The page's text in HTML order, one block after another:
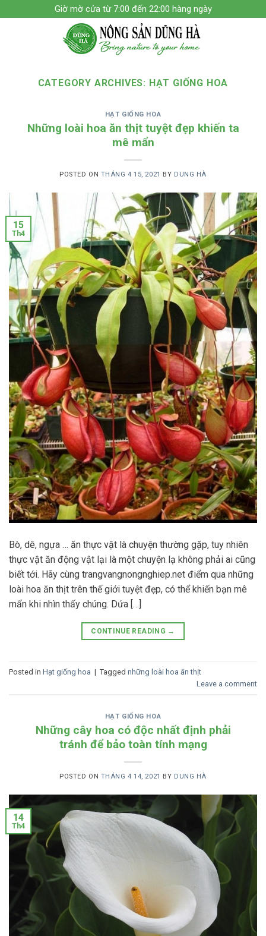
to
Giờ mờ cửa từ 7:00 đến 22:00 hàng ngày
CATEGORY ARCHIVES: HẠT GIỐNG HOA
HẠT GIỐNG HOA
Những loài hoa ăn thịt tuyệt đẹp khiến ta
mê mẩn
POSTED ON THÁNG 4 15, 2021 BY DUNG HÀ
15
Th4
Bò, dê, ngựa … ăn thực vật là chuyện thường gặp, tuy nhiên
thực vật ăn động vật lại là một chuyện lạ không phải ai cũng
biết tới. Hãy cùng trangvangnongnghiep.net điểm qua những
loài hoa ăn thịt trên thế giới tuyệt đẹp, có thể khiến bạn mê
mẩn khi nhìn thấy chúng. Dứa […]
CONTINUE READING →
Posted in Hạt giống hoa | Tagged những loài hoa ăn thịt
Leave a comment
HẠT GIỐNG HOA
Những cây hoa có độc nhất định phải
tránh để bảo toàn tính mạng
POSTED ON THÁNG 4 14, 2021 BY DUNG HÀ
14
Th4